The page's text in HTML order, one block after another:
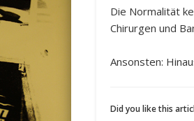
Die Normalität
Chirurgen und
Ansonsten:
Did you like this